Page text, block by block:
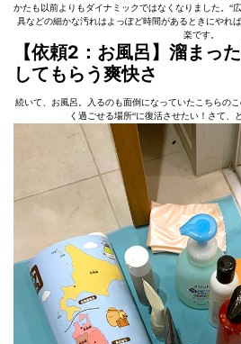
かたも以前よりもダイナミックではなくなりました。“
具などの細かな汚れはよっぽど時間があるときにやれ
楽です。
【依頼2：お風呂】溜まっ
してもらう爽快さ
続いて、お風呂。入るのも面倒になっていたこちらの
く過ごせる場所“に復活させたい！さて、